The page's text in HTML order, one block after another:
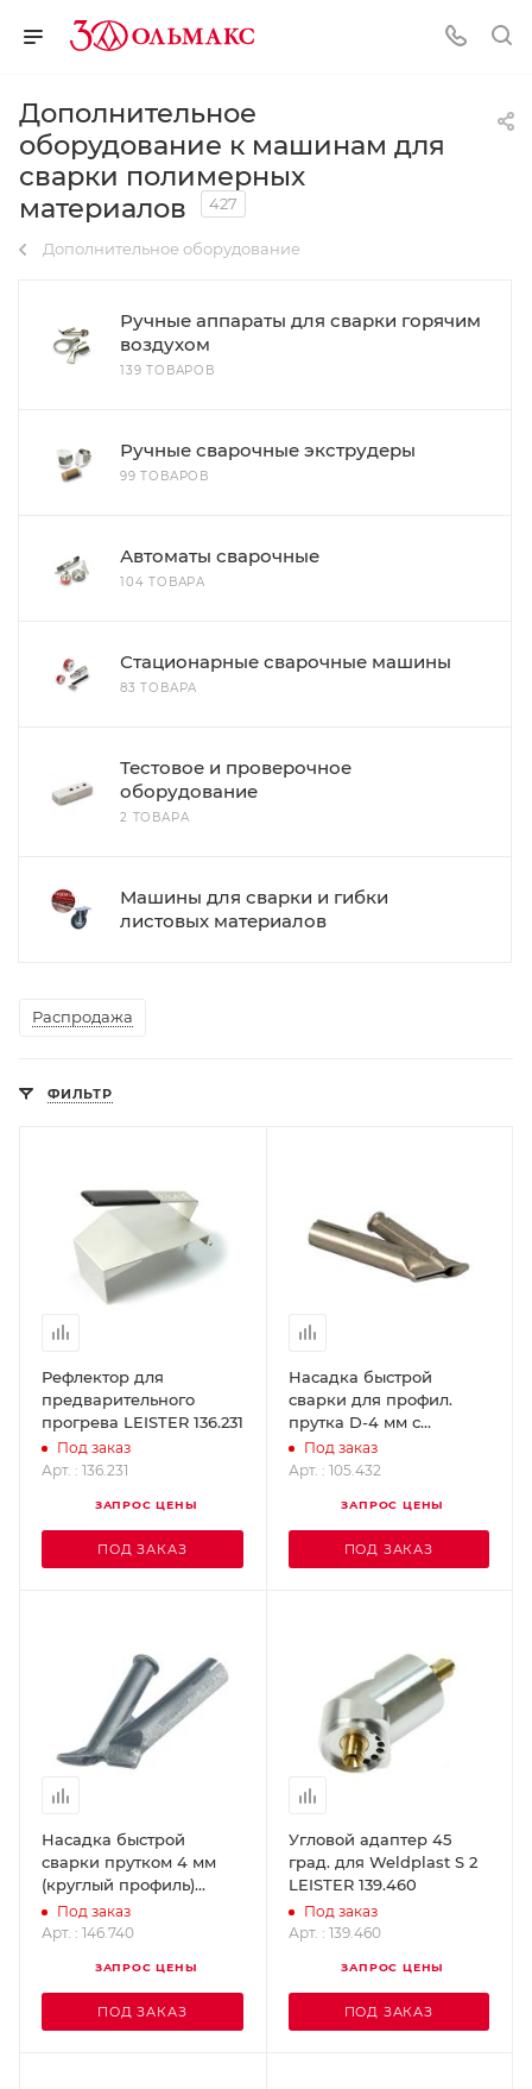
Дополнительное
оборудование к машинам для
сварки полимерных
материалов
427
Дополнительное оборудование
Ручные аппараты для сварки горячим
воздухом
139 ТОВАРОВ
Ручные сварочные экструдеры
99 ТОВАРОВ
Автоматы сварочные
104 ТОВАРА
Стационарные сварочные машины
83 ТОВАРА
Тестовое и проверочное
оборудование
2 ТОВАРА
Машины для сварки и гибки
листовых материалов
Распродажа
ФИЛЬТР
Рефлектор для
предварительного
прогрева LEISTER 136.231
Под заказ
Арт. : 136.231
ЗАПРОС ЦЕНЫ
ПОД ЗАКАЗ
Насадка быстрой
сварки для профил.
прутка D-4 мм с
зауженным выходом
(насаживается на
105.432
Под заказ
Арт. : 105.432
ЗАПРОС ЦЕНЫ
ПОД ЗАКАЗ
Насадка быстрой
сварки прутком 4 мм
(круглый профиль)
WELDY 146.740
Под заказ
Арт. : 146.740
ЗАПРОС ЦЕНЫ
ПОД ЗАКАЗ
Угловой адаптер 45
град. для Weldplast S 2
LEISTER 139.460
Под заказ
Арт. : 139.460
ЗАПРОС ЦЕНЫ
ПОД ЗАКАЗ